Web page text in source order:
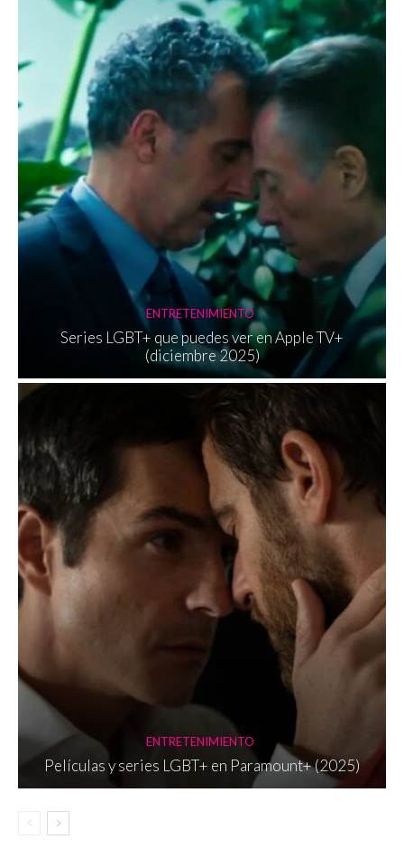
ENTRETENIMIENTO
Series LGBT+ que puedes ver en Apple TV+
(diciembre 2025)
ENTRETENIMIENTO
Películas y series LGBT+ en Paramount+ (2025)